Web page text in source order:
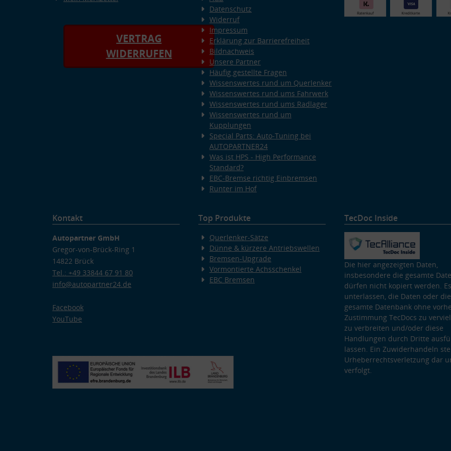
VERTRAG
WIDERRUFEN
Datenschutz
Widerruf
Impressum
Erklärung zur Barrierefreiheit
Bildnachweis
Unsere Partner
Häufig gestellte Fragen
Wissenswertes rund um Querlenker
Wissenswertes rund ums Fahrwerk
Wissenswertes rund ums Radlager
Wissenswertes rund um
Kupplungen
Special Parts: Auto-Tuning bei
AUTOPARTNER24
Was ist HPS - High Performance
Standard?
EBC-Bremse richtig Einbremsen
Runter im Hof
Kontakt
Autopartner GmbH
Gregor-von-Brück-Ring 1
14822 Brück
Tel.: +49 33844 67 91 80
info@autopartner24.de
Facebook
YouTube
Top Produkte
Querlenker-Sätze
Dünne & kürzere Antriebswellen
Bremsen-Upgrade
Vormontierte Achsschenkel
EBC Bremsen
TecDoc Inside
Die hier angezeigten Daten,
insbesondere die gesamte
dürfen nicht kopiert werden.
unterlassen, die Daten oder die
gesamte Datenbank ohne
Zustimmung TecDocs zu
zu verbreiten und/oder diese
Handlungen durch Dritte
lassen. Ein Zuwiderhandeln
Urheberrechtsverletzung dar
verfolgt.